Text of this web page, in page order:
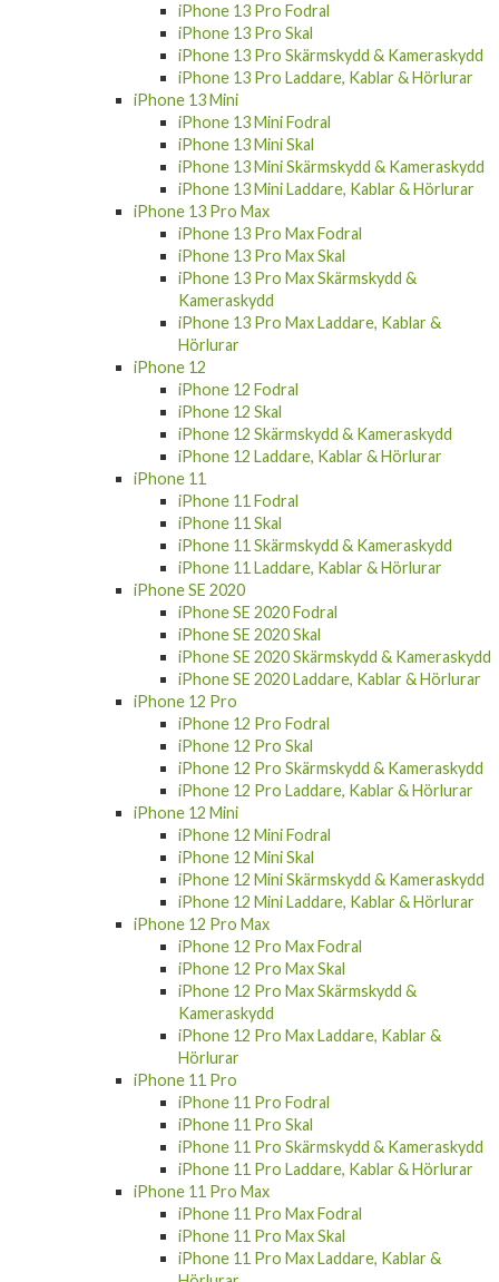
iPhone 13 Pro Fodral
iPhone 13 Pro Skal
iPhone 13 Pro Skärmskydd & Kameraskydd
iPhone 13 Pro Laddare, Kablar & Hörlurar
iPhone 13 Mini
iPhone 13 Mini Fodral
iPhone 13 Mini Skal
iPhone 13 Mini Skärmskydd & Kameraskydd
iPhone 13 Mini Laddare, Kablar & Hörlurar
iPhone 13 Pro Max
iPhone 13 Pro Max Fodral
iPhone 13 Pro Max Skal
iPhone 13 Pro Max Skärmskydd &
Kameraskydd
iPhone 13 Pro Max Laddare, Kablar &
Hörlurar
iPhone 12
iPhone 12 Fodral
iPhone 12 Skal
iPhone 12 Skärmskydd & Kameraskydd
iPhone 12 Laddare, Kablar & Hörlurar
iPhone 11
iPhone 11 Fodral
iPhone 11 Skal
iPhone 11 Skärmskydd & Kameraskydd
iPhone 11 Laddare, Kablar & Hörlurar
iPhone SE 2020
iPhone SE 2020 Fodral
iPhone SE 2020 Skal
iPhone SE 2020 Skärmskydd & Kameraskydd
iPhone SE 2020 Laddare, Kablar & Hörlurar
iPhone 12 Pro
iPhone 12 Pro Fodral
iPhone 12 Pro Skal
iPhone 12 Pro Skärmskydd & Kameraskydd
iPhone 12 Pro Laddare, Kablar & Hörlurar
iPhone 12 Mini
iPhone 12 Mini Fodral
iPhone 12 Mini Skal
iPhone 12 Mini Skärmskydd & Kameraskydd
iPhone 12 Mini Laddare, Kablar & Hörlurar
iPhone 12 Pro Max
iPhone 12 Pro Max Fodral
iPhone 12 Pro Max Skal
iPhone 12 Pro Max Skärmskydd &
Kameraskydd
iPhone 12 Pro Max Laddare, Kablar &
Hörlurar
iPhone 11 Pro
iPhone 11 Pro Fodral
iPhone 11 Pro Skal
iPhone 11 Pro Skärmskydd & Kameraskydd
iPhone 11 Pro Laddare, Kablar & Hörlurar
iPhone 11 Pro Max
iPhone 11 Pro Max Fodral
iPhone 11 Pro Max Skal
iPhone 11 Pro Max Laddare, Kablar &